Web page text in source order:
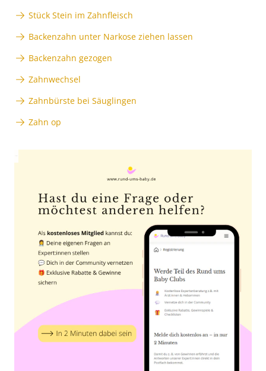
Stück Stein im Zahnfleisch
Backenzahn unter Narkose ziehen lassen
Backenzahn gezogen
Zahnwechsel
Zahnbürste bei Säuglingen
Zahn op